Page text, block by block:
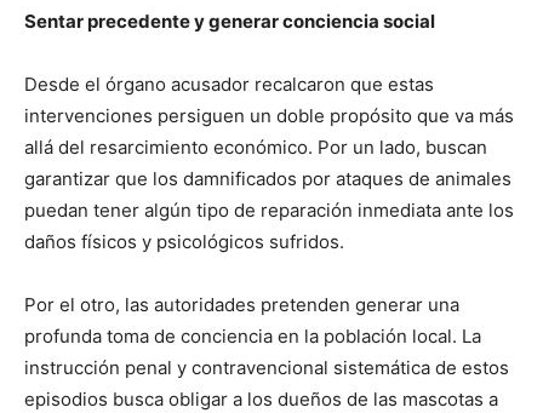
Sentar precedente y generar conciencia social
Desde el órgano acusador recalcaron que estas
intervenciones persiguen un doble propósito que va más
allá del resarcimiento económico. Por un lado, buscan
garantizar que los damnificados por ataques de animales
puedan tener algún tipo de reparación inmediata ante los
daños físicos y psicológicos sufridos.
Por el otro, las autoridades pretenden generar una
profunda toma de conciencia en la población local. La
instrucción penal y contravencional sistemática de estos
episodios busca obligar a los dueños de las mascotas a